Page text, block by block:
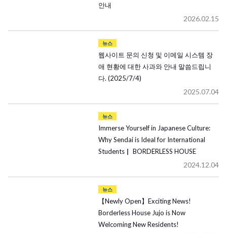
안내
2026.02.15
뉴스
웹사이트 문의 신청 및 이메일 시스템 장
애 현황에 대한 사과와 안내 말씀드립니
다. (2025/7/4)
2025.07.04
뉴스
Immerse Yourself in Japanese Culture:
Why Sendai is Ideal for International
Students▏ BORDERLESS HOUSE
2024.12.04
뉴스
【Newly Open】Exciting News!
Borderless House Jujo is Now
Welcoming New Residents!